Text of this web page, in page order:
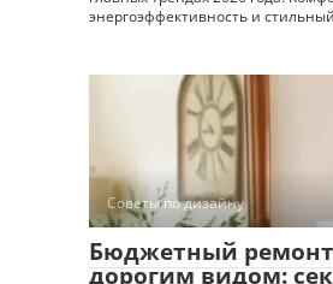
энергоэффективность и стильный
Советы по дизайну
Бюджетный
дорогим видом: